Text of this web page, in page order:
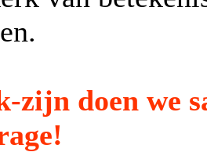
zijn doen we